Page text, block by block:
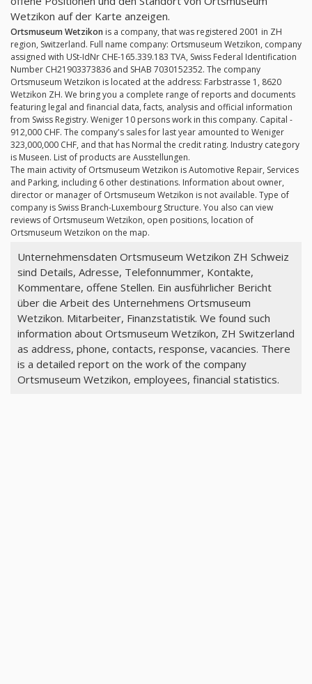
Wetzikon auf der Karte anzeigen.
Ortsmuseum Wetzikon is a company, that was registered 2001 in ZH
region, Switzerland. Full name company: Ortsmuseum Wetzikon, company
assigned with USt-IdNr CHE-165.339.183 TVA, Swiss Federal Identification
Number CH21903373836 and SHAB 7030152352. The company
Ortsmuseum Wetzikon is located at the address: Farbstrasse 1, 8620
Wetzikon ZH. We bring you a complete range of reports and documents
featuring legal and financial data, facts, analysis and official information
from Swiss Registry. Weniger 10 persons work in this company. Capital -
912,000 CHF. The company's sales for last year amounted to Weniger
323,000,000 CHF, and that has Normal the credit rating. Industry category
is Museen. List of products are Ausstellungen.
The main activity of Ortsmuseum Wetzikon is Automotive Repair, Services
and Parking, including 6 other destinations. Information about owner,
director or manager of Ortsmuseum Wetzikon is not available. Type of
company is Swiss Branch-Luxembourg Structure. You also can view
reviews of Ortsmuseum Wetzikon, open positions, location of
Ortsmuseum Wetzikon on the map.
Unternehmensdaten Ortsmuseum Wetzikon ZH Schweiz
sind Details, Adresse, Telefonnummer, Kontakte,
Kommentare, offene Stellen. Ein ausführlicher Bericht
über die Arbeit des Unternehmens Ortsmuseum
Wetzikon. Mitarbeiter, Finanzstatistik. We found such
information about Ortsmuseum Wetzikon, ZH Switzerland
as address, phone, contacts, response, vacancies. There
is a detailed report on the work of the company
Ortsmuseum Wetzikon, employees, financial statistics.